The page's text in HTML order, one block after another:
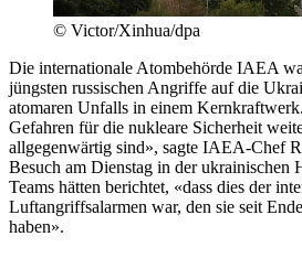
© Victor/Xinhua/dpa
Die internationale Atombehörde IAEA
jüngsten russischen Angriffe auf die
atomaren Unfalls in einem
Gefahren für die nukleare Sicherheit
allgegenwärtig sind», sagte IAEA-Chef
Besuch am Dienstag in der ukrainischen
Teams hätten berichtet, «dass dies der
Luftangriffsalarmen war, den sie seit
haben».